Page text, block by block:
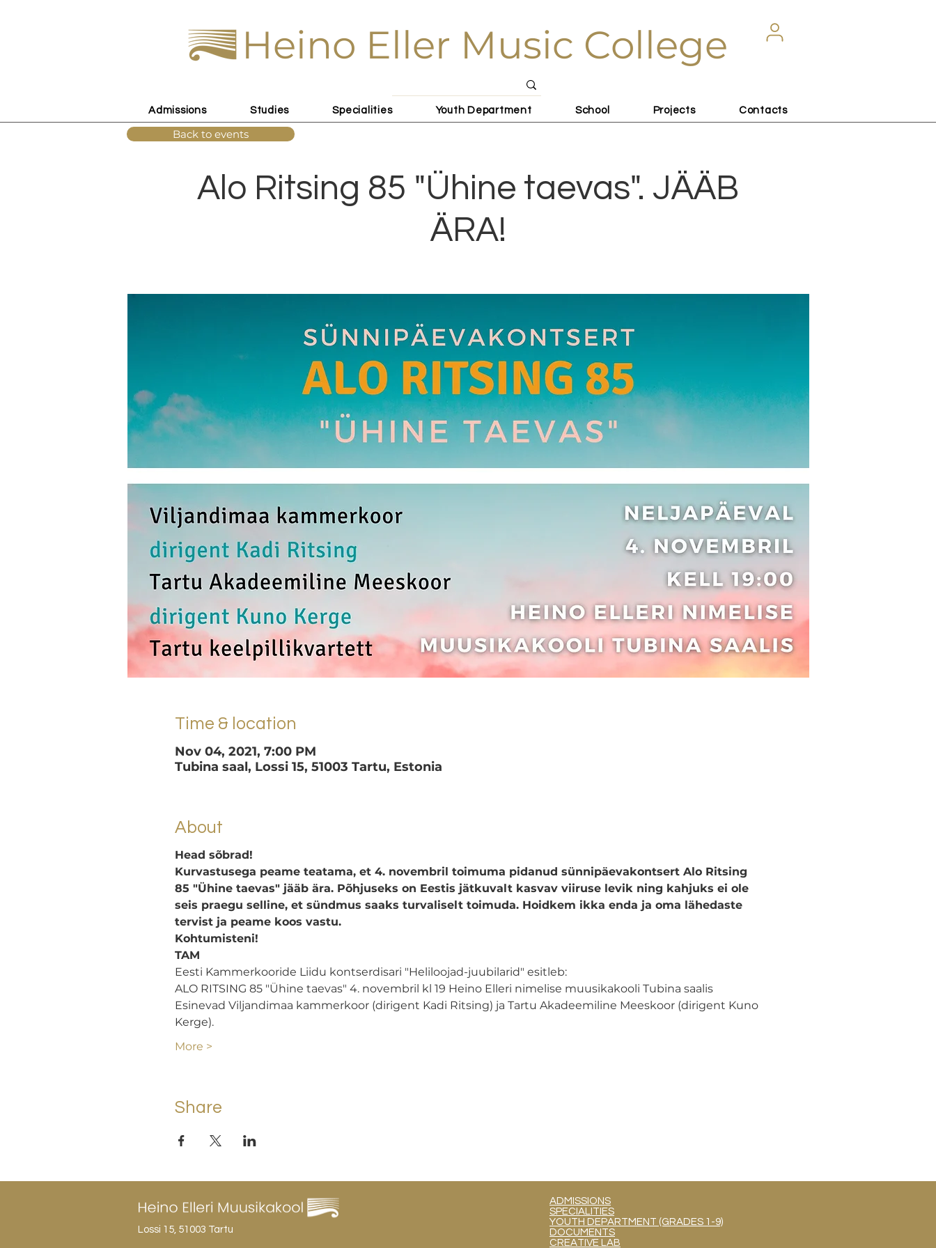
Heino Eller Music College
Admissions Studies Specialities Youth Department School Projects Contacts
Alo Ritsing 85 "Ühine taevas". JÄÄB
ÄRA!
Time & location
Nov 04, 2021, 7:00 PM
Tubina saal, Lossi 15, 51003 Tartu, Estonia
About
Head sõbrad!
Kurvastusega peame teatama, et 4. novembril toimuma pidanud sünnipäevakontsert Alo Ritsing
85 "Ühine taevas" jääb ära. Põhjuseks on Eestis jätkuvalt kasvav viiruse levik ning kahjuks ei ole
seis praegu selline, et sündmus saaks turvaliselt toimuda. Hoidkem ikka enda ja oma lähedaste
tervist ja peame koos vastu.
Kohtumisteni!
TAM
Eesti Kammerkooride Liidu kontserdisari "Heliloojad-juubilarid" esitleb:
ALO RITSING 85 "Ühine taevas" 4. novembril kl 19 Heino Elleri nimelise muusikakooli Tubina saalis
Esinevad Viljandimaa kammerkoor (dirigent Kadi Ritsing) ja Tartu Akadeemiline Meeskoor (dirigent Kuno
Kerge).
More >
Share
Back to events
Lossi 15, 51003 Tartu
ADMISSIONS
SPECIALITIES
YOUTH DEPARTMENT (GRADES 1-9)
DOCUMENTS
CREATIVE LAB